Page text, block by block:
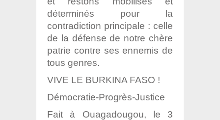
déterminés pour la
contradiction principale : celle
de la défense de notre chère
patrie contre sesennemis de
tous genres.
VIVE LE BURKINA FASO !
Démocratie-Progrès-Justice
Fait à Ouagadougou, le 3